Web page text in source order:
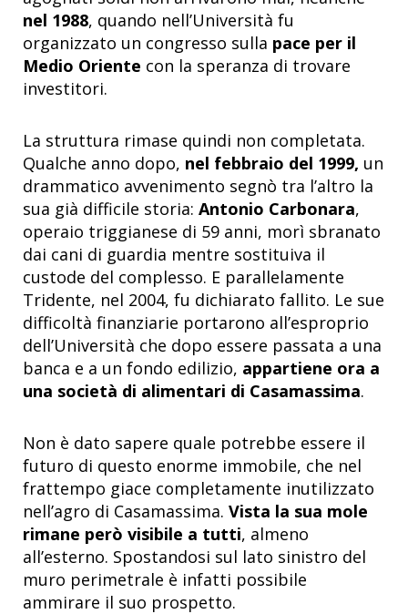
nel 1988, quando nell’Università fu
organizzato un congresso sulla pace per il
Medio Oriente con la speranza di trovare
investitori.
La struttura rimase quindi non completata.
Qualche anno dopo, nel febbraio del 1999, un
drammatico avvenimento segnò tra l’altro la
sua già difficile storia: Antonio Carbonara,
operaio triggianese di 59 anni, morì sbranato
dai cani di guardia mentre sostituiva il
custode del complesso. E parallelamente
Tridente, nel 2004, fu dichiarato fallito. Le sue
difficoltà finanziarie portarono all’esproprio
dell’Università che dopo essere passata a una
banca e a un fondo edilizio, appartiene ora a
una società di alimentari di Casamassima.
Non è dato sapere quale potrebbe essere il
futuro di questo enorme immobile, che nel
frattempo giace completamente inutilizzato
nell’agro di Casamassima. Vista la sua mole
rimane però visibile a tutti, almeno
all’esterno. Spostandosi sul lato sinistro del
muro perimetrale è infatti possibile
ammirare il suo prospetto.